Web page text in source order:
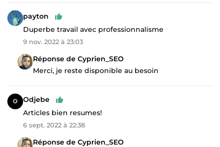
payton
Duperbe travail avec professionnalisme
9 nov. 2022 à 23:03
Réponse de Cyprien_SEO
Merci, je reste disponible au besoin
Odjebe
Articles bien resumes!
6 sept. 2022 à 22:38
Réponse de Cyprien_SEO